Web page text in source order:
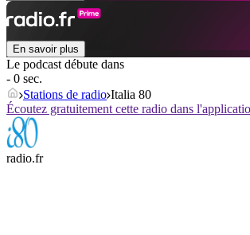
En savoir plus
Le podcast débute dans
- 0 sec.
Stations de radio Italia 80
Écoutez gratuitement cette radio dans
radio.fr